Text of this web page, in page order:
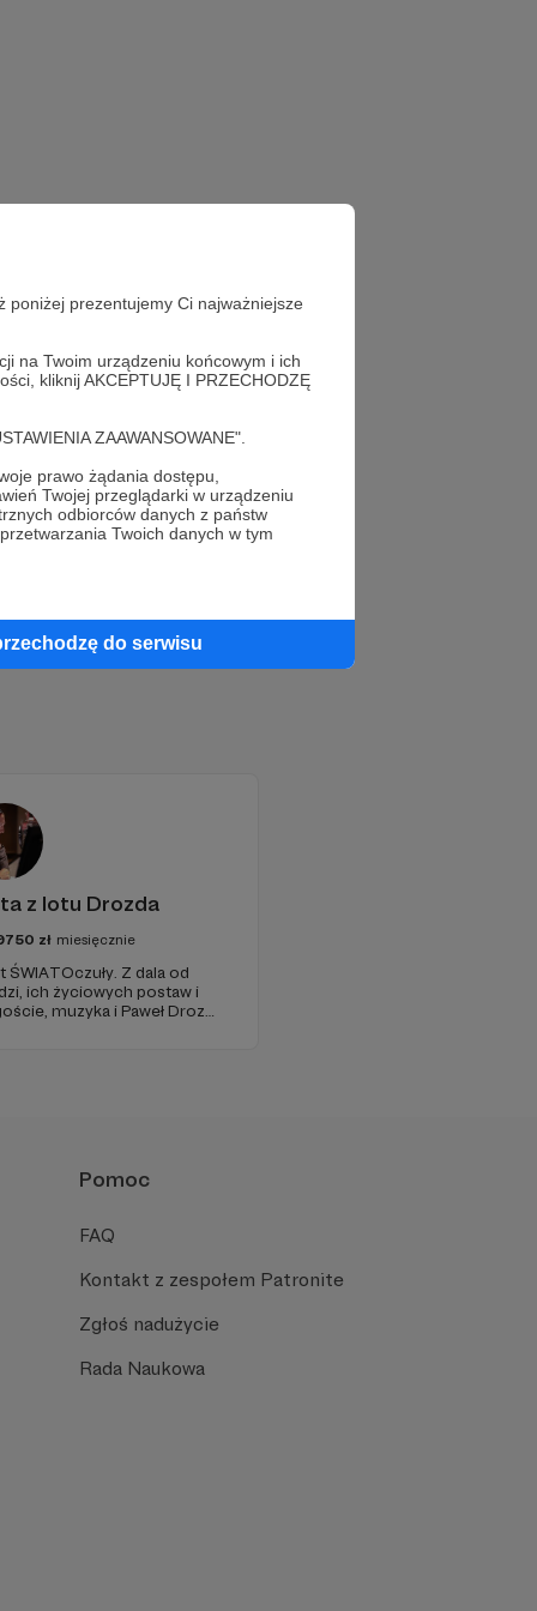
poniżej prezentujemy Ci najważniejsze
na Twoim urządzeniu końcowym i ich
kliknij AKCEPTUJĘ I PRZECHODZĘ
ZAAWANSOWANE".
prawo żądania dostępu,
Twojej przeglądarki w urządzeniu
odbiorców danych z państw
Twoich danych w tym
do serwisu
z lotu Drozda
zł miesięcznie
Z dala od
ich życiowych postaw i
muzyka i Paweł Drozd
Pomoc
FAQ
Kontakt z zespołem Patronite
Zgłoś nadużycie
Rada Naukowa